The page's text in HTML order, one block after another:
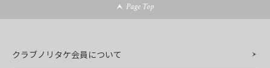
Page Top
クラブノリタケ会員について